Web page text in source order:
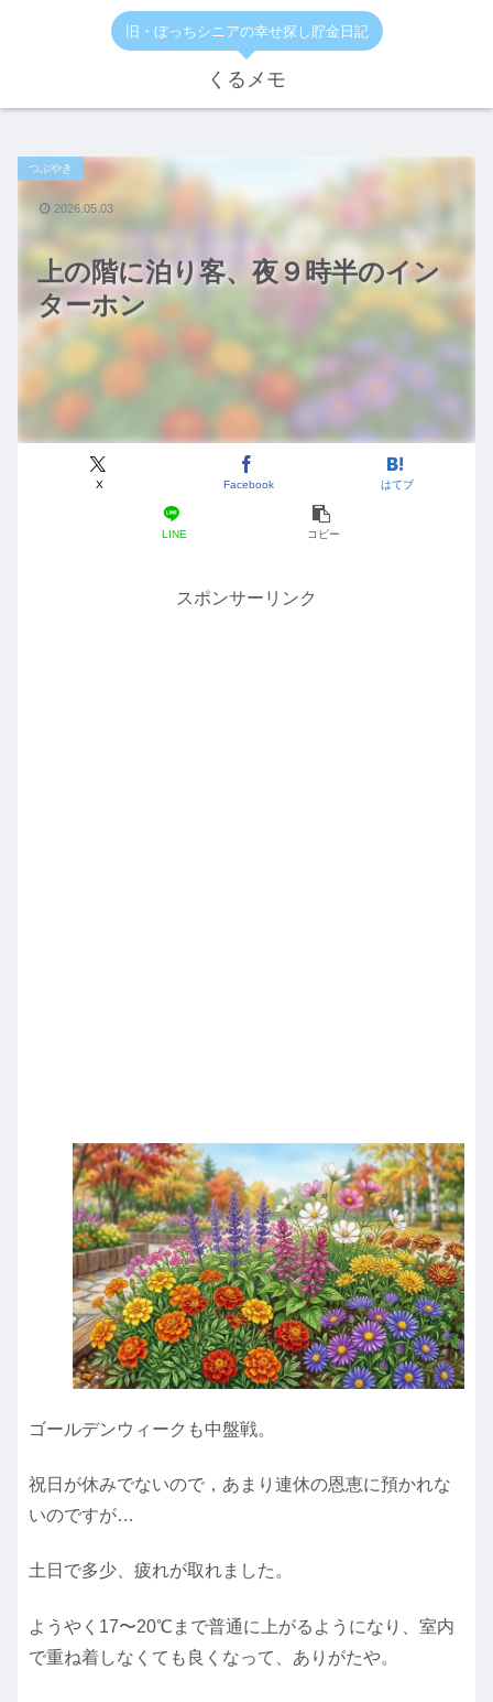
旧・ぼっちシニアの幸せ探し貯金日記
くるメモ
上の階に泊り客、夜９時半のイン
ターホン
つぶやき
X Facebook はてブ
LINE コピー
2026.05.03
スポンサーリンク
ゴールデンウィークも中盤戦。
祝日が休みでないので，あまり連休の恩恵に預かれな
いのですが…
土日で多少、疲れが取れました。
ようやく17〜20℃まで普通に上がるようになり、室内
で重ね着しなくても良くなって、ありがたや。